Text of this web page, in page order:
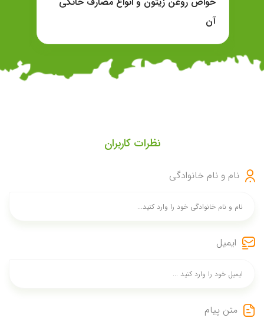
آن
نظرات کاربران
نام و نام خانوادگی
ایمیل
متن پیام